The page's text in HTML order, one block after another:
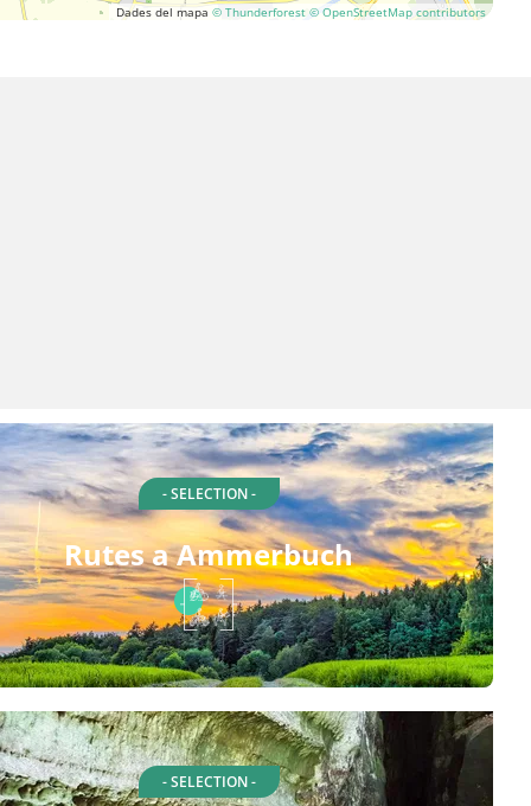
Dades del mapa © Thunderforest © OpenStreetMap contributors
- SELECTION -
Rutes a Ammerbuch
- SELECTION -